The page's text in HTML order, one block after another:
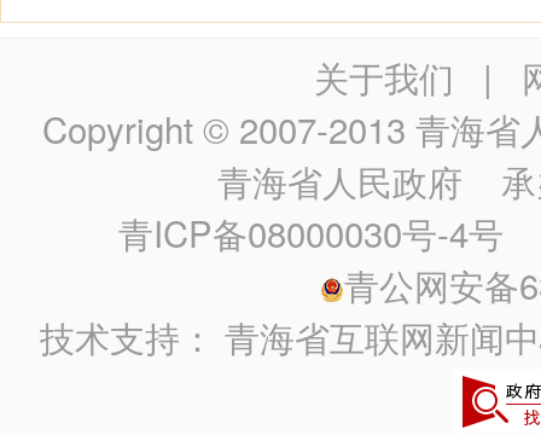
关于我们 |
Copyright © 2007-2013 青海省
青海省人民政府 承
青ICP备08000030号-4号
青公网安备
技术支持：青海省互联网新闻